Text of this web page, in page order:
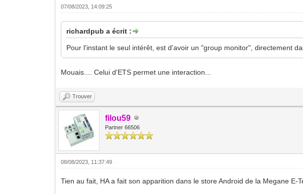
07/08/2023, 14:09:25
richardpub a écrit :
Pour l'instant le seul intérêt, est d'avoir un "group monitor", directement
Mouais.... Celui d'ETS permet une interaction...
Trouver
filou59
Partner 66506
08/08/2023, 11:37:49
Tien au fait, HA a fait son apparition dans le store Android de la Megane